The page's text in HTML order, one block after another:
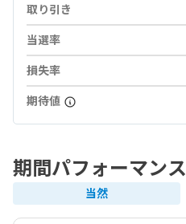
取り引き
当選率
損失率
期待値
期間パフォーマンス
当然